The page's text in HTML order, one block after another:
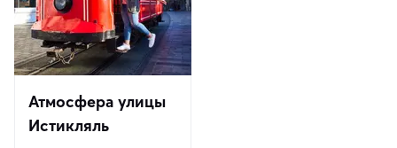
Атмосфера улицы
Истикляль